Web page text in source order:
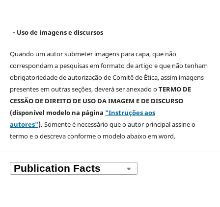
- Uso de imagens e discursos
Quando um autor submeter imagens para capa, que não
correspondam a pesquisas em formato de artigo e que não tenham
obrigatoriedade de autorização de Comitê de Ética, assim imagens
presentes em outras seções, deverá ser anexado oTERMO DE
CESSÃO DE DIREITO DE USO DA IMAGEM E DE DISCURSO
(disponível modelo na página "Instruções aos
autores"). Somente é necessário que o autor principal assine o
termo e o descrevaconforme o modelo abaixo em word.